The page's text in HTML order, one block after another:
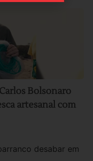
Bolsonaro
artesanal com